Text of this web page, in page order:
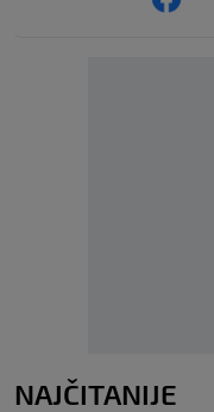
NAJČITANIJE